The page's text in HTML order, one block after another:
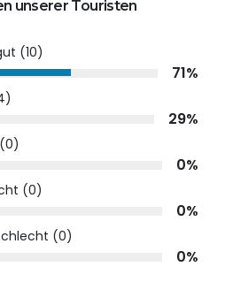
unserer Touristen
(10)
71%
)
29%
0)
0%
(0)
0%
(0)
0%